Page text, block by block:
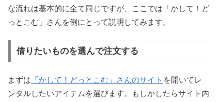
な流れは基本的に全て同じですが、ここでは「かして！ど
っとこむ」さんを例にとって説明してみます。
借りたいものを選んで注文する
まずは 「かして！どっとこむ」さんのサイト を開いてレ
ンタルしたいアイテムを選びます。もしかしたらサイト内